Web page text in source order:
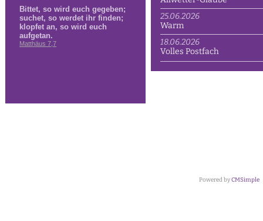
25.06.2026
Warm
18.06.2026
Volles Postfach
Powered byCMSimple